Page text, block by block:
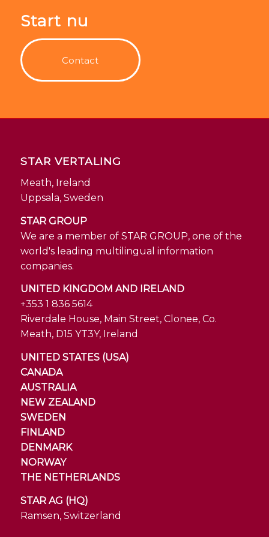
Start nu
Contact
STAR VERTALING
Meath, Ireland
Uppsala, Sweden
STAR GROUP
We are a member of STAR GROUP, one of the
world's leading multilingual information
companies.
UNITED KINGDOM AND IRELAND
+353 1 836 5614
Riverdale House, Main Street, Clonee, Co.
Meath, D15 YT3Y, Ireland
UNITED STATES (USA)
CANADA
AUSTRALIA
NEW ZEALAND
SWEDEN
FINLAND
DENMARK
NORWAY
THE NETHERLANDS
STAR AG (HQ)
Ramsen, Switzerland